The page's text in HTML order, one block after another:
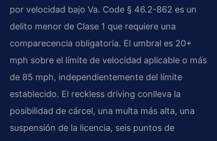
por velocidad bajo Va. Code § 46.2-862 es un
delito menor de Clase 1 que requiere una
comparecencia obligatoria. El umbral es 20+
mph sobre el límite de velocidad aplicable o más
de 85 mph, independientemente del límite
establecido. El reckless driving conlleva la
posibilidad de cárcel, una multa más alta, una
suspensión de la licencia, seis puntos de